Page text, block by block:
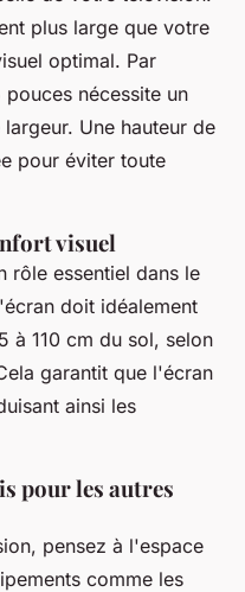
plus large que votre
optimal. Par
nécessite un
Une hauteur de
pour éviter toute
visuel
rôle essentiel dans le
doit idéalement
à 110 cm du sol, selon
garantit que l'écran
ainsi les
pour les autres
pensez à l'espace
comme les